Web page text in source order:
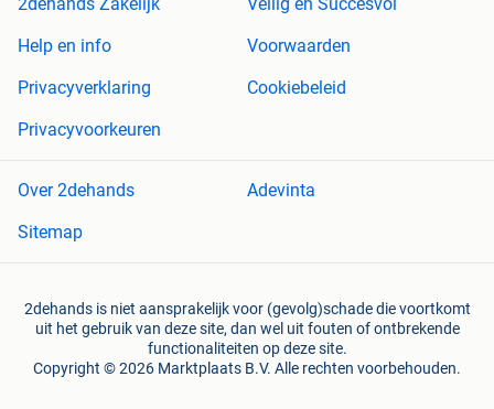
2dehands Zakelijk
Veilig en Succesvol
Help en info
Voorwaarden
Privacyverklaring
Cookiebeleid
Privacyvoorkeuren
Over 2dehands
Adevinta
Sitemap
2dehands is niet aansprakelijk voor (gevolg)schade die voortkomt
uit het gebruik van deze site, dan wel uit fouten of ontbrekende
functionaliteiten op deze site.
Copyright © 2026 Marktplaats B.V. Alle rechten voorbehouden.